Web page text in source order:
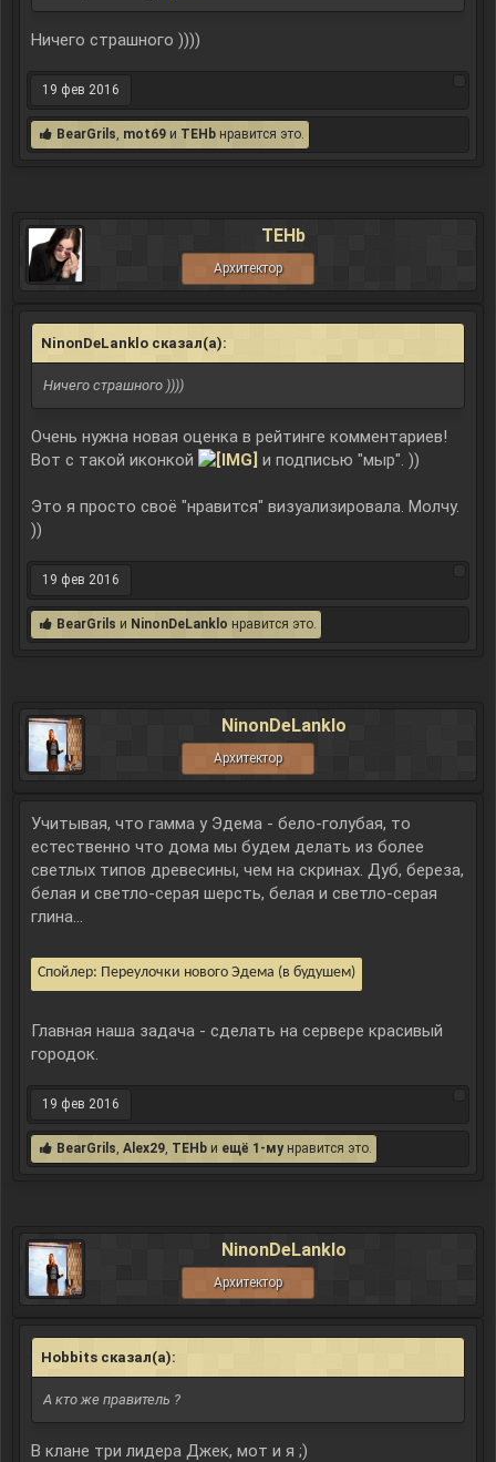
Ничего страшного ))))
19 фев 2016
BearGrils, mot69 и TEHb нравится это.
TEHb
Архитектор
NinonDeLanklo сказал(а):
Ничего страшного ))))
Очень нужна новая оценка в рейтинге комментариев!
Вот с такой иконкой
и подписью "мыр". ))
Это я просто своё "нравится" визуализировала. Молчу.
))
19 фев 2016
BearGrils и NinonDeLanklo нравится это.
NinonDeLanklo
Архитектор
Учитывая, что гамма у Эдема - бело-голубая, то
естественно что дома мы будем делать из более
светлых типов древесины, чем на скринах. Дуб, береза,
белая и светло-серая шерсть, белая и светло-серая
глина...
Спойлер: Переулочки нового Эдема (в будушем)
Главная наша задача - сделать на сервере красивый
городок.
19 фев 2016
BearGrils, Alex29, TEHb и ещё 1-му нравится это.
NinonDeLanklo
Архитектор
Hobbits сказал(а):
А кто же правитель ?
В клане три лидера Джек, мот и я ;)